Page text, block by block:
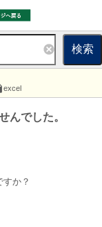
検索
excel
んでした。
か？